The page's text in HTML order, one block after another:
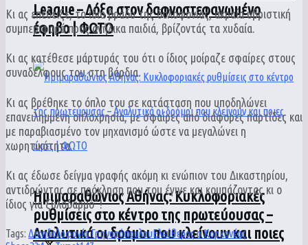
League – Δόξα στον δαφνοστεφανωμένο
έφηβο | ΦΩΤΟ
Ημιμαραθώνιος Αθήνας: Κυκλοφοριακές
ρυθμίσεις στο κέντρο της πρωτεύουσας –
Αναλυτικά οι δρόμοι που κλείνουν και ποιες
Κι ας επέδειξε, το ίδιο βράδυ της δολοφονίας, ακραία υβριστική
συμπεριφορά προς ανήλικα παιδιά, βρίζοντάς τα χυδαία.
Κι ας κατέθεσε μάρτυράς του ότι ο ίδιος μοίραζε σφαίρες στους
συναδέλφους του στη βάρδια.
Κι ας βρέθηκε το όπλο του σε κατάσταση που υποδηλώνει
επανειλημμένη οπλοχρησία, με σφαίρες από διάφορες παρτίδες και
με παραβιασμένο τον μηχανισμό ώστε να μεγαλώνει η
χωρητικότητα.
Κι ας έδωσε δείγμα γραφής ακόμη κι ενώπιον του Δικαστηρίου,
αντιδρώντας σε πρόκληση που του έγινε και κομπάζοντας κι ο
ίδιος για ξυλοδαρμό”!
Tags: Δίκηδολοφονία ΓρηγορόπουλουΕλεύθερος ο Κορκονέας